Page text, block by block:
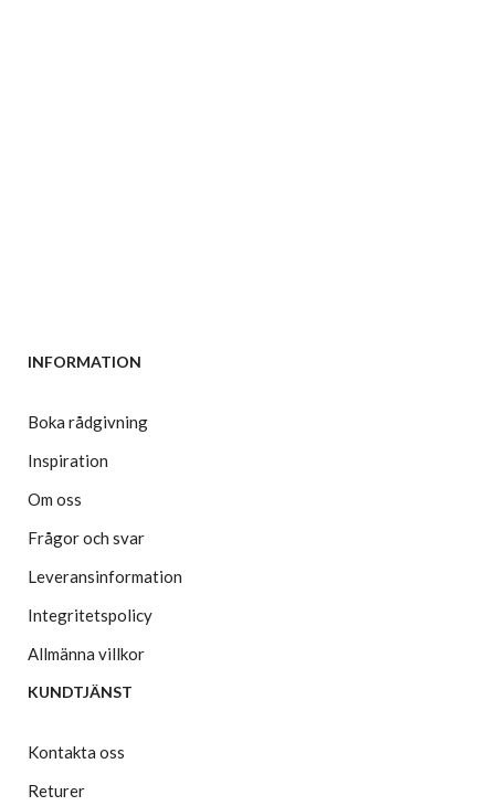
INFORMATION
Boka rådgivning
Inspiration
Om oss
Frågor och svar
Leveransinformation
Integritetspolicy
Allmänna villkor
KUNDTJÄNST
Kontakta oss
Returer